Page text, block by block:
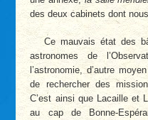
des deux cabinets dont
Ce mauvais état des
astronomes de
l’astronomie, d’autre
de rechercher des
C’est ainsi que Lacaille et
au cap de Bonne-